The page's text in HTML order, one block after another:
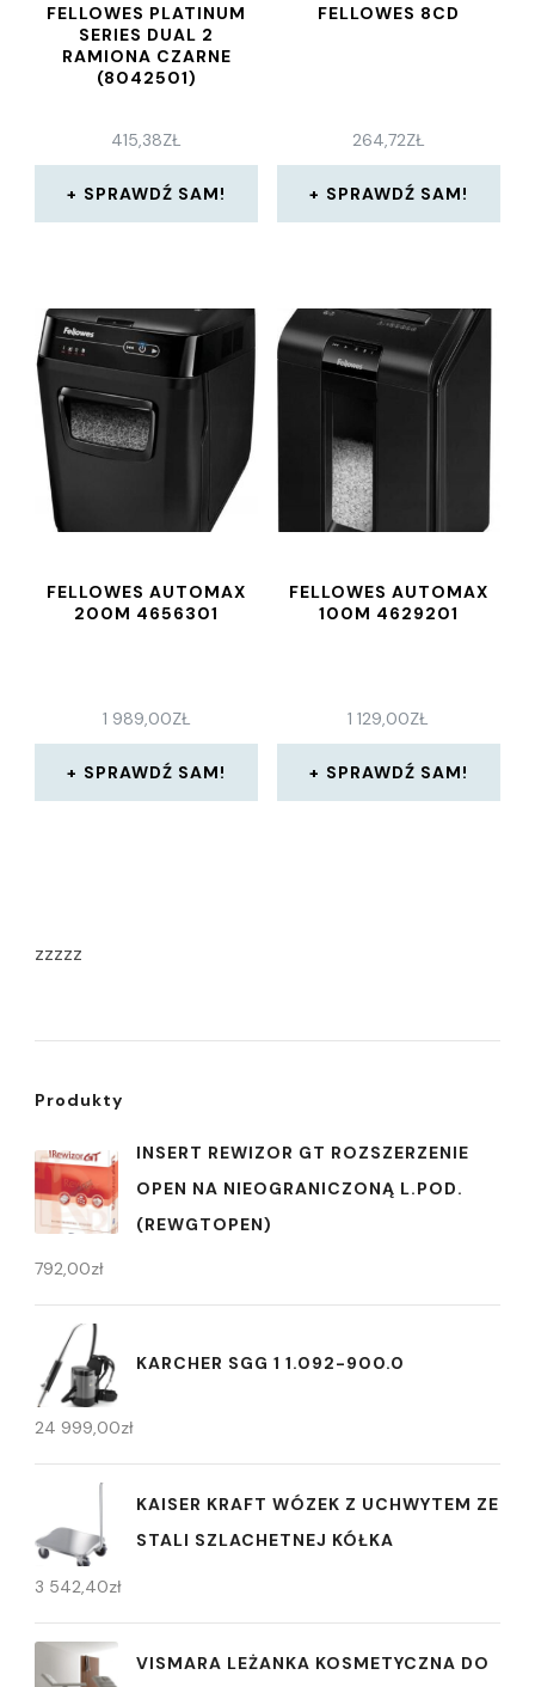
FELLOWES PLATINUM
SERIES DUAL 2
RAMIONA CZARNE
(8042501)
415,38ZŁ
SPRAWDŹ SAM!
FELLOWES 8CD
264,72ZŁ
SPRAWDŹ SAM!
FELLOWES AUTOMAX
200M 4656301
1 989,00ZŁ
SPRAWDŹ SAM!
FELLOWES AUTOMAX
100M 4629201
1 129,00ZŁ
SPRAWDŹ SAM!
zzzzz
Produkty
INSERT REWIZOR GT ROZSZERZENIE
OPEN NA NIEOGRANICZONĄ L.POD.
(REWGTOPEN)
792,00zł
KARCHER SGG 1 1.092-900.0
24 999,00zł
KAISER KRAFT WÓZEK Z UCHWYTEM ZE
STALI SZLACHETNEJ KÓŁKA
3 542,40zł
VISMARA LEŻANKA KOSMETYCZNA DO